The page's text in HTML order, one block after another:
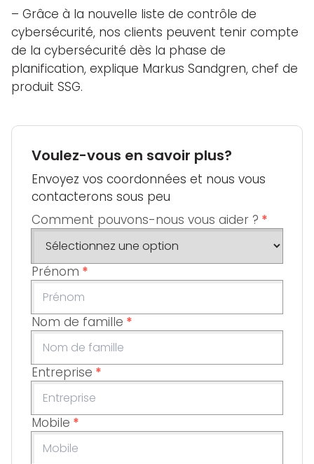
– Grâce à la nouvelle liste de contrôle de
cybersécurité, nos clients peuvent tenir compte
de la cybersécurité dès la phase de
planification, explique Markus Sandgren, chef de
produit SSG.
Voulez-vous en savoir plus?
Envoyez vos coordonnées et nous vous
contacterons sous peu
Comment pouvons-nous vous aider ? *
Prénom *
Nom de famille *
Entreprise *
Mobile *